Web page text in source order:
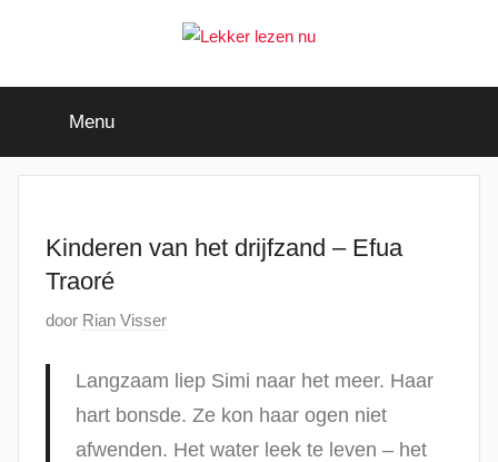
Lekker
lezen
kinderboeken
Menu
Kinderen van het drijfzand – Efua
Traoré
G
door Rian Visser
Langzaam liep Simi naar het meer. Haar
hart bonsde. Ze kon haar ogen niet
afwenden. Het water leek te leven – het